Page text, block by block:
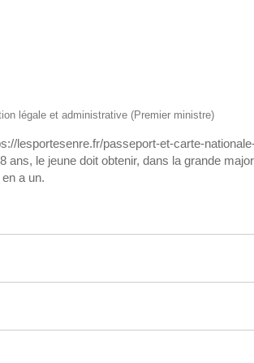
légale et administrative (Premier ministre)
lesportesenre.fr/passeport-et-carte-
ans, le jeune doit obtenir, dans la grande
a un.